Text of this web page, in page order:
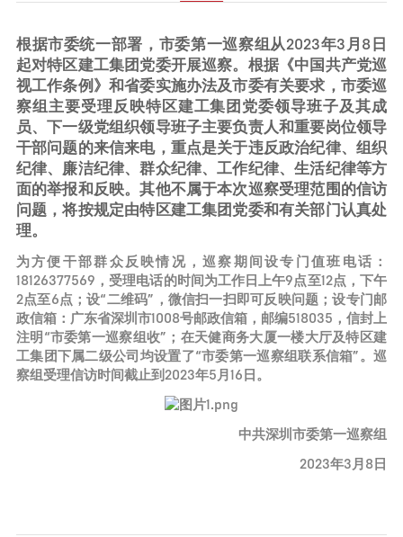
根据市委统一部署，市委第一巡察组从2023年3月8日
起对特区建工集团党委开展巡察。根据《中国共产党巡
视工作条例》和省委实施办法及市委有关要求，市委巡
察组主要受理反映特区建工集团党委领导班子及其成
员、下一级党组织领导班子主要负责人和重要岗位领导
干部问题的来信来电，重点是关于违反政治纪律、组织
纪律、廉洁纪律、群众纪律、工作纪律、生活纪律等方
面的举报和反映。其他不属于本次巡察受理范围的信访
问题，将按规定由特区建工集团党委和有关部门认真处
理。
为方便干部群众反映情况，巡察期间设专门值班电话：
18126377569，受理电话的时间为工作日上午9点至12点，下午
2点至6点；设“二维码”，微信扫一扫即可反映问题；设专门邮
政信箱：广东省深圳市1008号邮政信箱，邮编518035，信封上
注明“市委第一巡察组收”；在天健商务大厦一楼大厅及特区建
工集团下属二级公司均设置了“市委第一巡察组联系信箱”。巡
察组受理信访时间截止到2023年5月16日。
中共深圳市委第一巡察组
2023年3月8日